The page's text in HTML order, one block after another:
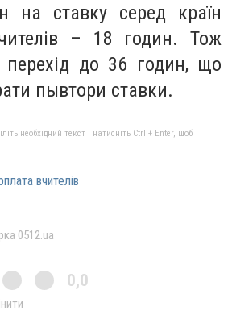
на ставку серед країн
– 18 годин. Тож
перехід до 36 годин, що
пывтори ставки.
необхідний текст і натисніть Ctrl + Enter, щоб
вчителів
0512.ua
0,0